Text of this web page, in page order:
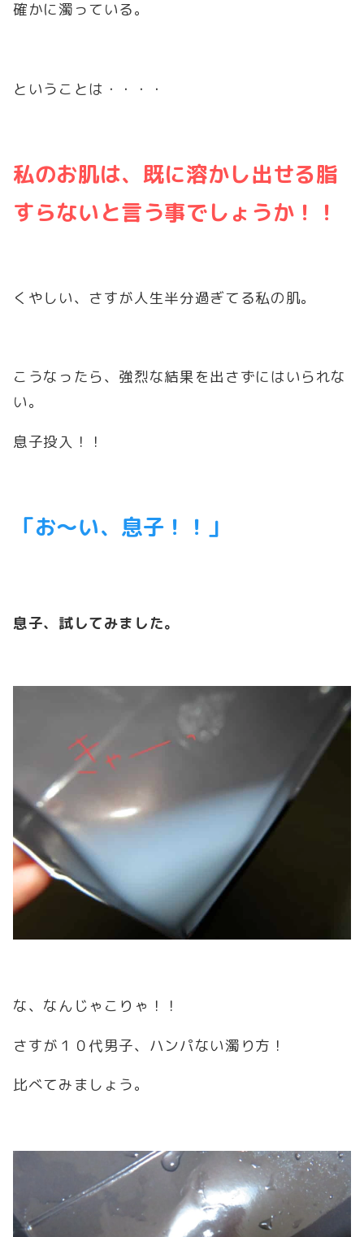
確かに濁っている。
ということは・・・・
私のお肌は、既に溶かし出せる脂
すらないと言う事でしょうか！！
くやしい、さすが人生半分過ぎてる私の肌。
こうなったら、強烈な結果を出さずにはいられな
い。
息子投入！！
「お～い、息子！！」
息子、試してみました。
な、なんじゃこりゃ！！
さすが１０代男子、ハンパない濁り方！
比べてみましょう。